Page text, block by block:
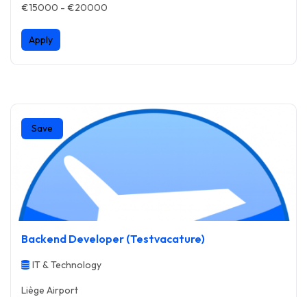
€15000 - €20000
Apply
Save
Backend Developer (Testvacature)
IT & Technology
Liège Airport